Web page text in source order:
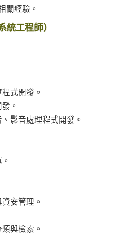
關經驗。
統工程師）
式開發。
。
影音處理程式開發。
安管理。
與檢索。